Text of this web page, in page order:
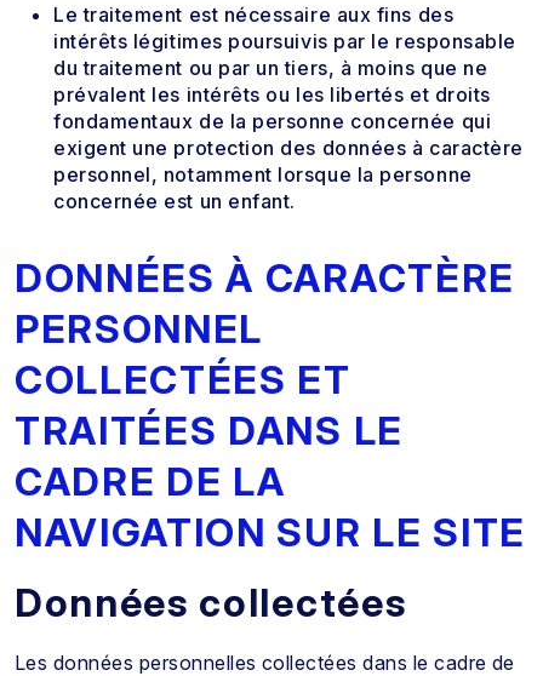
Le traitement est nécessaire aux fins des
intérêts légitimes poursuivis par le responsable
du traitement ou par un tiers, à moins que ne
prévalent les intérêts ou les libertés et droits
fondamentaux de la personne concernée qui
exigent une protection des données à caractère
personnel, notamment lorsque la personne
concernée est un enfant.
DONNÉES À CARACTÈRE
PERSONNEL
COLLECTÉES ET
TRAITÉES DANS LE
CADRE DE LA
NAVIGATION SUR LE SITE
Données collectées
Les données personnelles collectées dans le cadre de